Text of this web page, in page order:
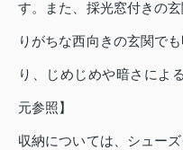
す。また、採光窓付きの
りがちな西向きの玄関で
り、じめじめや暗さによ
元参照】
収納については、シュー